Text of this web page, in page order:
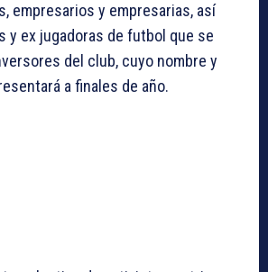
empresarios y empresarias, así
y ex jugadoras de futbol que se
del club, cuyo nombre y
a finales de año.